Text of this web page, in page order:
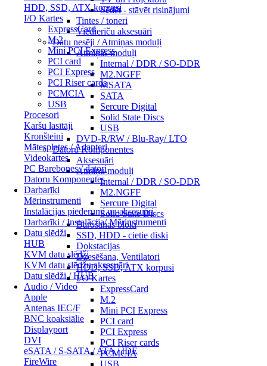
HDD, SSD, ATX korpusi
I/O Kartes
ExpressCard
M.2
Mini PCI Express
PCI card
PCI Express
PCI Riser cards
PCMCIA
USB
Procesori
Karšu lasītāji
Kronšteini
Mātesplates / Adapteri
Videokartes
PC Barebones / datori
Datoru Komponentes
Darbarīki
Mērinstrumenti
Instalācijas piederumi un aksesuāri
Darbarīki / Instalācija/ Mērinstrumenti
Datu slēdži
HUB
KVM datu slēdži
KVM datu slēdžu aksesuāri
Datu slēdži / HUB
Audio / Video
Apple
Antenas IEC/F
BNC koaksiālie
Displayport
DVI
eSATA / S-SATA / ATA / IDE
FireWire
Sēdēt - stāvēt risinājumi
Tintes / toneri
Viedierīču aksesuāri
Datu nesēji / Atmiņas moduļi
Atmiņas moduļi
Internal / DDR / SO-DDR
M2.NGFF
MSATA
SATA
Sercure Digital
Solid State Discs
USB
DVD-R/RW / Blu-Ray/ LTO
Datoru Komponentes
Aksesuāri
Atmiņu moduļi
Internal / DDR / SO-DDR
M2.NGFF
Sercure Digital
Solid State Discs
Barošanas bloki
SSD, HDD - cietie diski
Dokstacijas
Dzesēšana, Ventilatori
HDD, SSD, ATX korpusi
I/O Kartes
ExpressCard
M.2
Mini PCI Express
PCI card
PCI Express
PCI Riser cards
PCMCIA
USB